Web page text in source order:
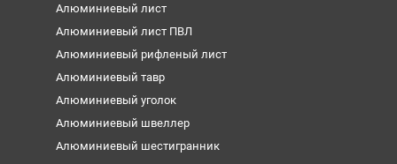
Алюминиевый лист
Алюминиевый лист ПВЛ
Алюминиевый рифленый лист
Алюминиевый тавр
Алюминиевый уголок
Алюминиевый швеллер
Алюминиевый шестигранник